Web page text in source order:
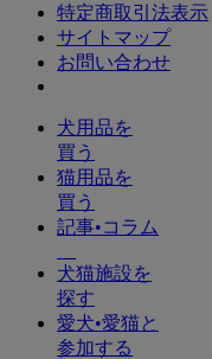
特定商取引法表示
サイトマップ
お問い合わせ
犬用品を
買う
猫用品を
買う
記事•コラム
犬猫施設を
探す
愛犬•愛猫と
参加する